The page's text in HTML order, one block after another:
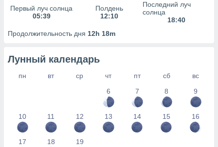
наших 1199
Первый луч солнца
05:39
Полдень
12:10
Последний луч
солнца
18:40
Продолжительность дня 12h 18m
Лунный календарь
пн вт ср чт пт сб
вс
6
7 8 9
10 11 12 13 14 15 16
17 18 19